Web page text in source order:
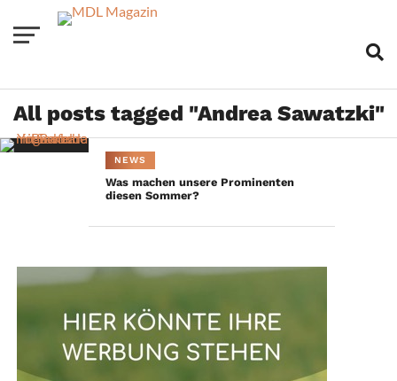
All posts tagged "Andrea Sawatzki"
NEWS
Was machen unsere Prominenten
diesen Sommer?